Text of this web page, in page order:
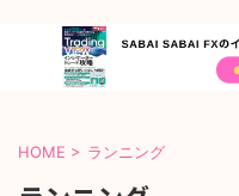
HOME > ランニング